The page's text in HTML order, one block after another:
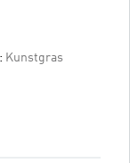
Kunstgras